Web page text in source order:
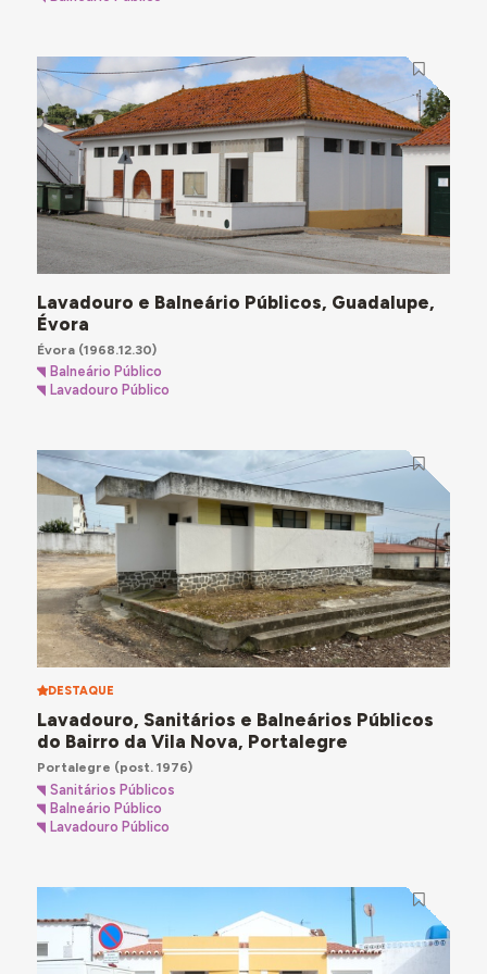
Lavadouro e Balneário Públicos, Guadalupe,
Évora
Évora(1968.12.30)
Balneário Público
Lavadouro Público
DESTAQUE
Lavadouro, Sanitários e Balneários Públicos
do Bairro da Vila Nova, Portalegre
Portalegre (post. 1976)
Sanitários Públicos
Balneário Público
Lavadouro Público